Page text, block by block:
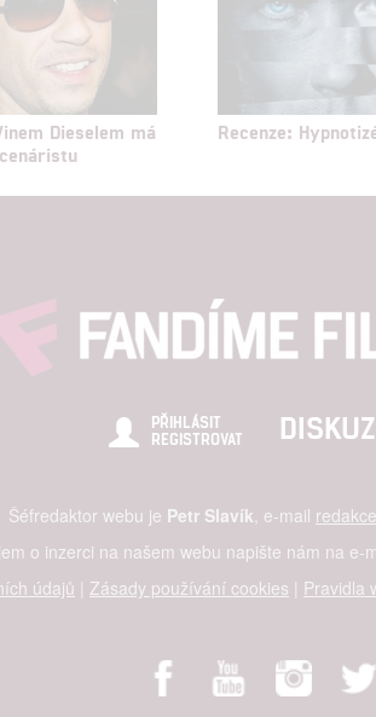
Dieselem má
Recenze:
PŘIHLÁSIT
REGISTROVAT
Šéfredaktor webu je Petr Slavík , e-mail
o inzerci na našem webu napište nám na e-
údajů | Zásady používání cookies | Pravidla